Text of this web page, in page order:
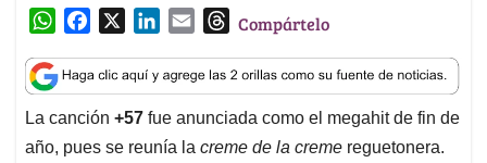
W
a
t
s
A
c
e
b
o
n
k
e
d
a
i
l
T
r
e
a
d
Compártelo
La canción +57 fue anunciada como el megahit de fin de
año, pues se reunía la creme de la creme reguetonera.